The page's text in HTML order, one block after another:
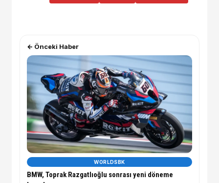
← Önceki Haber
WORLDSBK
BMW, Toprak Razgatlıoğlu sonrası yeni döneme